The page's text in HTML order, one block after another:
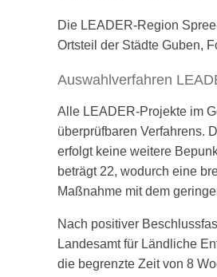
Die LEADER-Region
Ortsteil der Städte Guben,
Auswahlverfahren
Alle LEADER-Projekte im
überprüfbaren Verfahrens.
erfolgt keine weitere
beträgt 22, wodurch eine
Maßnahme mit dem
Nach positiver
Landesamt für Ländliche
die begrenzte Zeit von 8